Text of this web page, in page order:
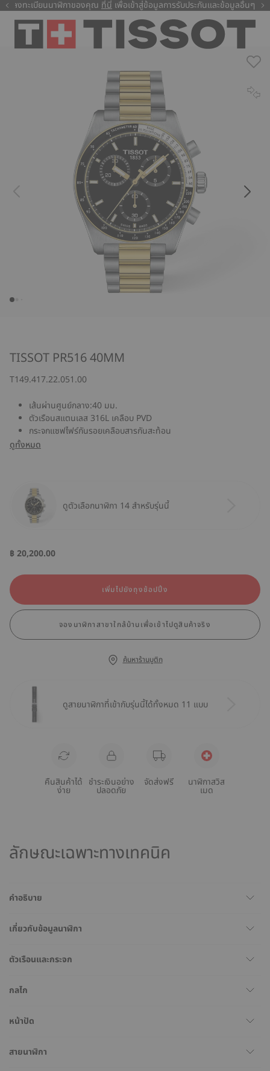
ลงทะเบียนนาฬิกาของคุณ ที่นี่ เพื่อเข้าสู่ข้อมูลการรับประกันและข้อมูลอื่นๆ
ที่นี่
TISSOT PR516 40MM
T149.417.22.051.00
เส้นผ่านศูนย์กลาง:40 มม.
ตัวเรือนสแตนเลส 316L เคลือบ PVD
กระจกแซฟไฟร์กันรอยเคลือบสารกันสะท้อน
ดูทั้งหมด
ดูตัวเลือกนาฬิกา 14 สำหรับรุ่นนี้
฿ 20,200.00
เพิ่มไปยังถุงช้อปปิ้ง
จองนาฬิกาสาขาใกล้บ้านเพื่อเข้าไปดูสินค้าจริง
ค้นหาร้านบูติก
ดูสายนาฬิกาที่เข้ากับรุ่นนี้ได้ทั้งหมด 11 แบบ
คืนสินค้าได้
ง่าย
ชำระเงินอย่าง
ปลอดภัย
จัดส่งฟรี นาฬิกาสวิส
เมด
ลักษณะเฉพาะทางเทคนิค
คำอธิบาย
เกี่ยวกับข้อมูลนาฬิกา
ตัวเรือนและกระจก
กลไก
หน้าปัด
สายนาฬิกา